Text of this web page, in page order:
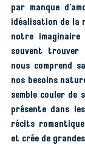
par manque
idéalisation de la
notre
souvent
nous comprend
nos besoins
semble couler de
présente dans
récits
et crée de